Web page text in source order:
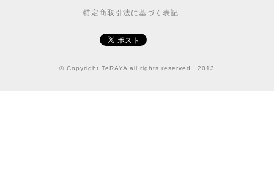
特定商取引法に基づく表記
© Copyright TeRAYA all rights reserved 2013